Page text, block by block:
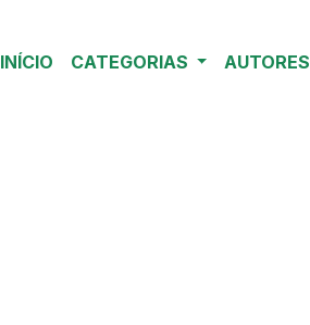
INÍCIO CATEGORIAS AUTORES